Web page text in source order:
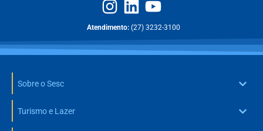
Atendimento: (27) 3232-3100
Sobre o Sesc
Turismo e Lazer